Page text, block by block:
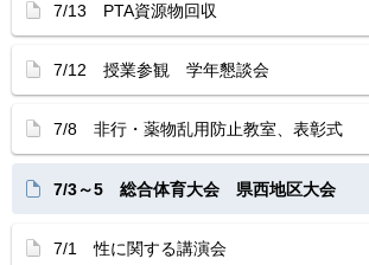
7/13 PTA資源物回収
7/12 授業参観 学年懇談会
7/8 非行・薬物乱用防止教室、表彰式
7/3～5 総合体育大会 県西地区大会
7/1 性に関する講演会